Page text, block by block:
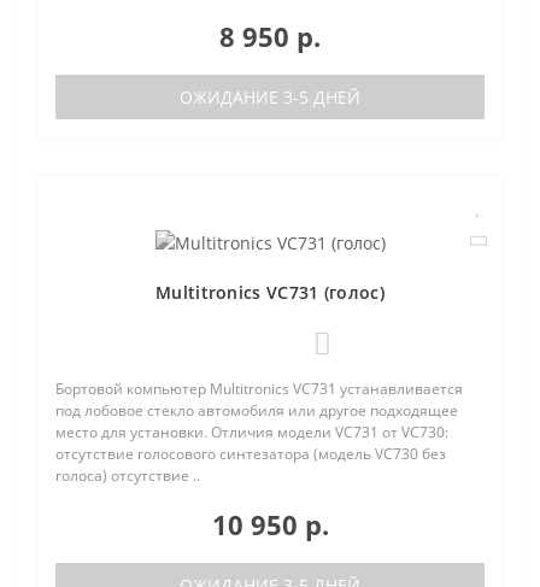
8 950 р.
ОЖИДАНИЕ 3-5 ДНЕЙ
Multitronics VC731 (голос)
Бортовой компьютер Multitronics VC731 устанавливается
под лобовое стекло автомобиля или другое подходящее
место для установки. Отличия модели VC731 от VC730:
отсутствие голосового синтезатора (модель VC730 без
голоса) отсутствие ..
10 950 р.